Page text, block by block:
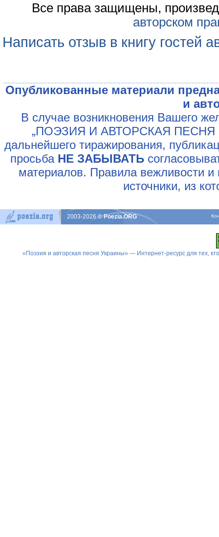
Все права защищены,
авторском
Написать отзыв в книгу гостей
Опубликованные материали
и
В случае возникновения Вашего
„ПОЭЗИЯ И АВТОРСКАЯ ПЕСНЯ
дальнейшего тиражирования,
просьба НЕ ЗАБЫВАТЬ
материалов. Правила вежливости и
источники, из
2003-2026© Poezia.ORG
«Поэзия и авторская песня Украины» — Интернет-ресурс для тех,